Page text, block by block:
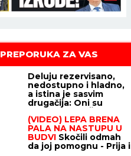
PREPORUKA ZA VAS
Deluju rezervisano,
nedostupno i hladno,
a istina je sasvim
drugačija: Oni su
HOROSKOPSKI ZNACI,
i ako su vas izabrali -
pravi ste SREĆNIK!
(VIDEO) LEPA BRENA
PALA NA NASTUPU U
BUDVI Skočili odmah
da joj pomognu - Prija i